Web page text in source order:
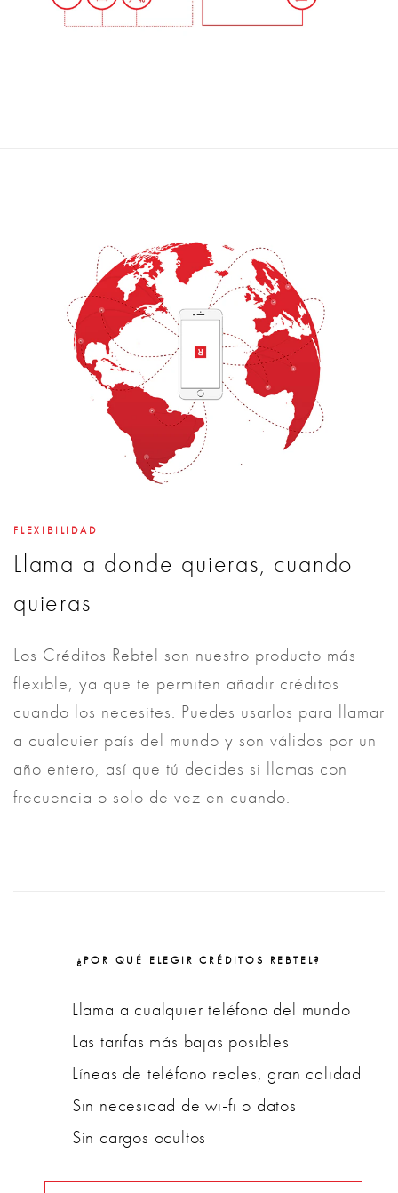
FLEXIBILIDAD
Llama a donde quieras, cuando
quieras
Los Créditos Rebtel son nuestro producto más
flexible, ya que te permiten añadir créditos
cuando los necesites. Puedes usarlos para llamar
a cualquier país del mundo y son válidos por un
año entero, así que tú decides si llamas con
frecuencia o solo de vez en cuando.
¿POR QUÉ ELEGIR CRÉDITOS REBTEL?
Llama a cualquier teléfono del mundo
Las tarifas más bajas posibles
Líneas de teléfono reales, gran calidad
Sin necesidad de wi-fi o datos
Sin cargos ocultos